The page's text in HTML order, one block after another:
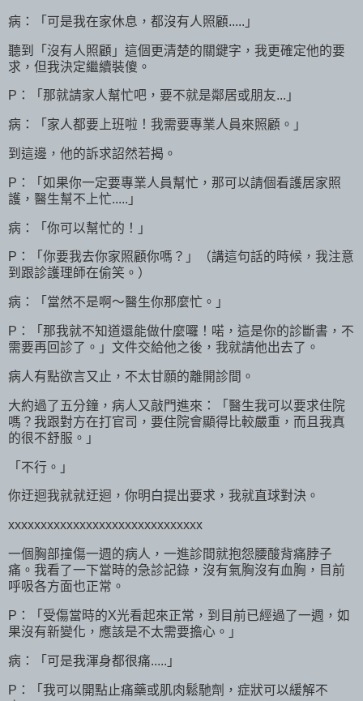
病：「可是我在家休息，都沒有人照顧.....」
聽到「沒有人照顧」這個更清楚的關鍵字，我更確定他的要
求，但我決定繼續裝傻。
P：「那就請家人幫忙吧，要不就是鄰居或朋友...」
病：「家人都要上班啦！我需要專業人員來照顧。」
到這邊，他的訴求詔然若揭。
P：「如果你一定要專業人員幫忙，那可以請個看護居家照
護，醫生幫不上忙.....」
病：「你可以幫忙的！」
P：「你要我去你家照顧你嗎？」（講這句話的時候，我注意
到跟診護理師在偷笑。）
病：「當然不是啊～醫生你那麼忙。」
P：「那我就不知道還能做什麼囉！喏，這是你的診斷書，不
需要再回診了。」文件交給他之後，我就請他出去了。
病人有點欲言又止，不太甘願的離開診間。
大約過了五分鐘，病人又敲門進來：「醫生我可以要求住院
嗎？我跟對方在打官司，要住院會顯得比較嚴重，而且我真
的很不舒服。」
「不行。」
你迂迴我就就迂迴，你明白提出要求，我就直球對決。
xxxxxxxxxxxxxxxxxxxxxxxxxxxxxx
一個胸部撞傷一週的病人，一進診間就抱怨腰酸背痛脖子
痛。我看了一下當時的急診記錄，沒有氣胸沒有血胸，目前
呼吸各方面也正常。
P：「受傷當時的X光看起來正常，到目前已經過了一週，如
果沒有新變化，應該是不太需要擔心。」
病：「可是我渾身都很痛.....」
P：「我可以開點止痛藥或肌肉鬆馳劑，症狀可以緩解不